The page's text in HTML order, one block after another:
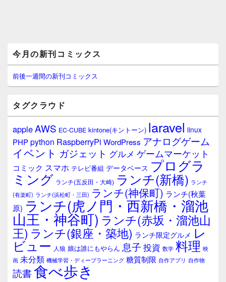
イ
ン
サ
イ
ウ
ィ
ジ
ェ
ア
今月の新刊コミックス
前後一週間の新刊コミックス
タグクラウド
appleAWS EC-CUBE kintone(キントーン) laravel linux
PHPpython RaspberryPi WordPress アナログゲーム
イベント ガジェット グルメ ゲームマーケット
コミック スマホ テレビ番組 データベース プログラ
ミング ランチ(五反田・大崎) ランチ(新橋) ランチ
(有楽町) ランチ(浜松町・三田) ランチ(神保町) ランチ(秋葉
原) ランチ(虎ノ門・西新橋・溜池
山王・神谷町) ランチ(赤坂・溜池山
王) ランチ(銀座・築地) ランチ限定グルメ レ
ビュー 人狼 娘は誰にもやらん 息子 投資 数学 料理 映
画 未分類 機械学習・ディープラーニング 糖質制限 自作アプリ 自作物
読書食べ歩き